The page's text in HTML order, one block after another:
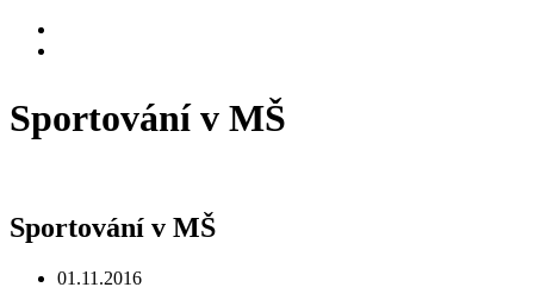
Sportování v MŠ
Sportování v MŠ
01.11.2016